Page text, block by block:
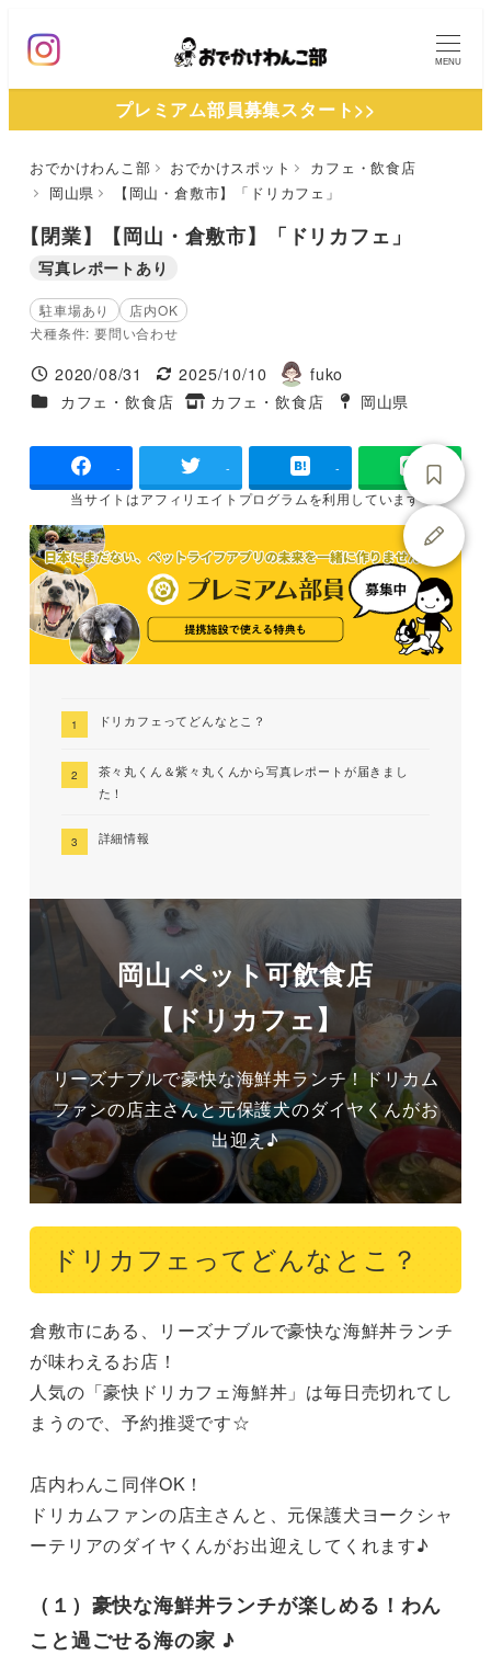
ン
MENU
プレミアム部員募集スタート>>
おでかけわんこ部 おでかけスポット
カフェ・飲食店
岡山県
【岡山・倉敷市】「ドリカフェ」
【閉業】【岡山・倉敷市】「ドリカフェ」
写真レポートあり
駐車場あり
店内OK
犬種条件: 要問い合わせ
投稿日
2020/08/31
更新日
2025/10/10
著
者
fuko
施設ジャンル
カフェ・飲食店
タグ
カフェ・飲食店
タグ
岡山県
- - -
当サイトはアフィリエイトプログラムを利用しています
ドリカフェってどんなとこ？
茶々丸くん＆紫々丸くんから写真レポートが届きまし
た！
詳細情報
岡山 ペット可飲食店
【ドリカフェ】
リーズナブルで豪快な海鮮丼ランチ！ドリカム
ファンの店主さんと元保護犬のダイヤくんがお
出迎え♪
ドリカフェってどんなとこ？
倉敷市にある、リーズナブルで豪快な海鮮丼ランチ
が味わえるお店！
人気の「豪快ドリカフェ海鮮丼」は毎日売切れてし
まうので、予約推奨です☆
店内わんこ同伴OK！
ドリカムファンの店主さんと、元保護犬ヨークシャ
ーテリアのダイヤくんがお出迎えしてくれます♪
（１）豪快な海鮮丼ランチが楽しめる！わん
こと過ごせる海の家 ♪